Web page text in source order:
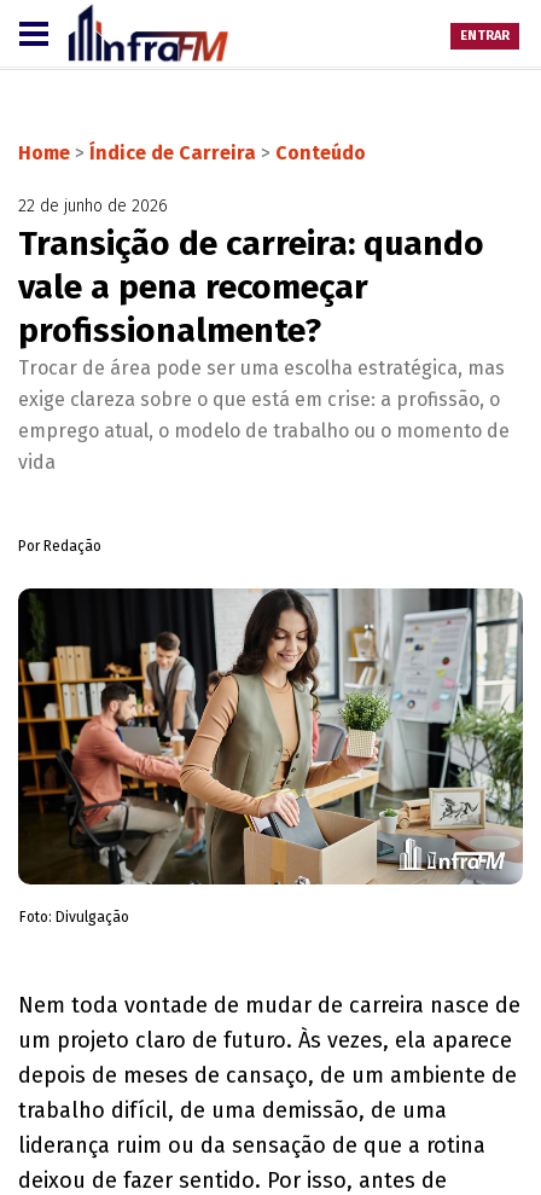
ENTRAR
Home > Índice de Carreira > Conteúdo
22 de junho de 2026
Transição de carreira: quando
vale a pena recomeçar
profissionalmente?
Trocar de área pode ser uma escolha estratégica, mas
exige clareza sobre o que está em crise: a profissão, o
emprego atual, o modelo de trabalho ou o momento de
vida
Por Redação
Foto: Divulgação
Nem toda vontade de mudar de carreira nasce de
um projeto claro de futuro. Às vezes, ela aparece
depois de meses de cansaço, de um ambiente de
trabalho difícil, de uma demissão, de uma
liderança ruim ou da sensação de que a rotina
deixou de fazer sentido. Por isso, antes de